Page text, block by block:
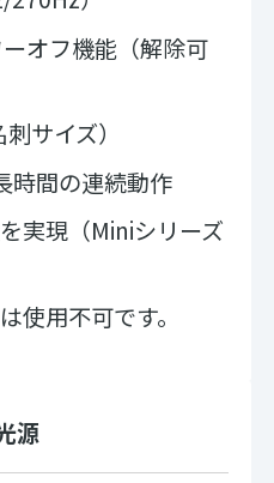
オフ機能（解除可
サイズ）
時間の連続動作
実現（Miniシリーズ
使用不可です。
源